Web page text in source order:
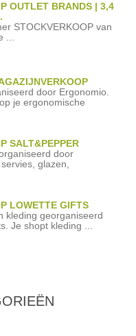
OUTLET BRANDS | 3,4
STOCKVERKOOP van
...
door Ergonomio.
je ergonomische
SALT&PEPPER
door
glazen,
LOWETTE GIFTS
kleding georganiseerd
Je shopt kleding ...